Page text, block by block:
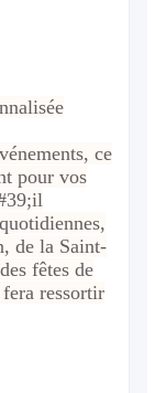
ce
pour vos
de la Saint-
fêtes de
ressortir